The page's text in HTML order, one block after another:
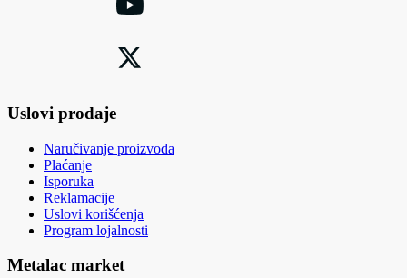
Uslovi prodaje
Naručivanje proizvoda
Plaćanje
Isporuka
Reklamacije
Uslovi korišćenja
Program lojalnosti
Metalac market